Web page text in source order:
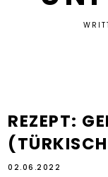
REZEPT:
02.06.2022